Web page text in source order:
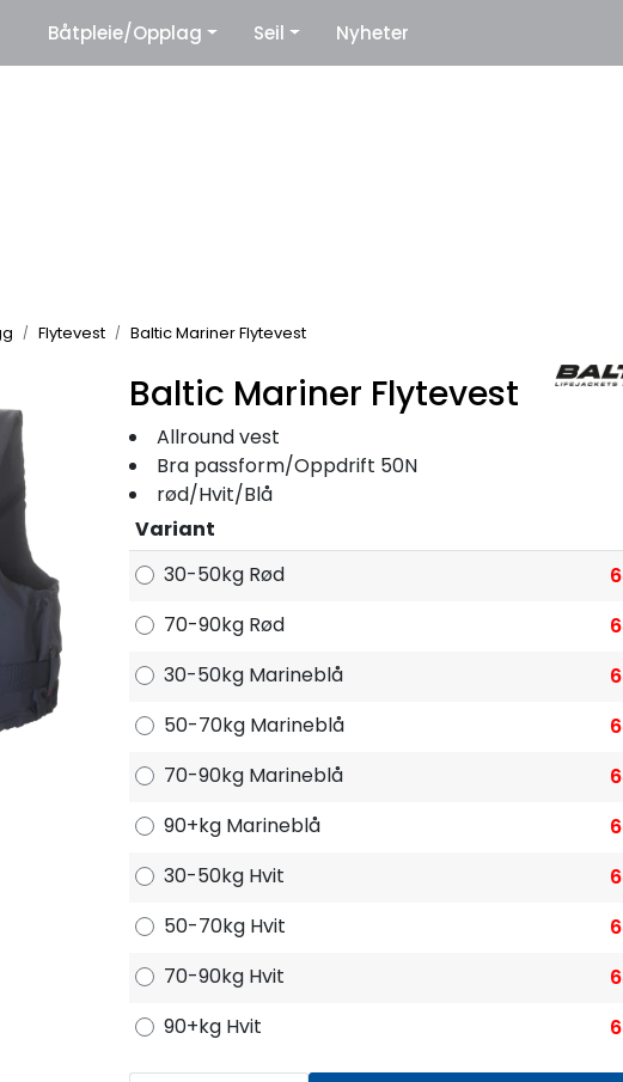
Leverandører
Båtpleie/Opplag Seil Nyheter
Flytevest Baltic Mariner Flytevest
Baltic Mariner Flytevest
Allround vest
Bra passform/Oppdrift 50N
rød/Hvit/Blå
Variant
30-50kg Rød
70-90kg Rød
30-50kg Marineblå
50-70kg Marineblå
70-90kg Marineblå
90+kg Marineblå
30-50kg Hvit
50-70kg Hvit
70-90kg Hvit
90+kg Hvit